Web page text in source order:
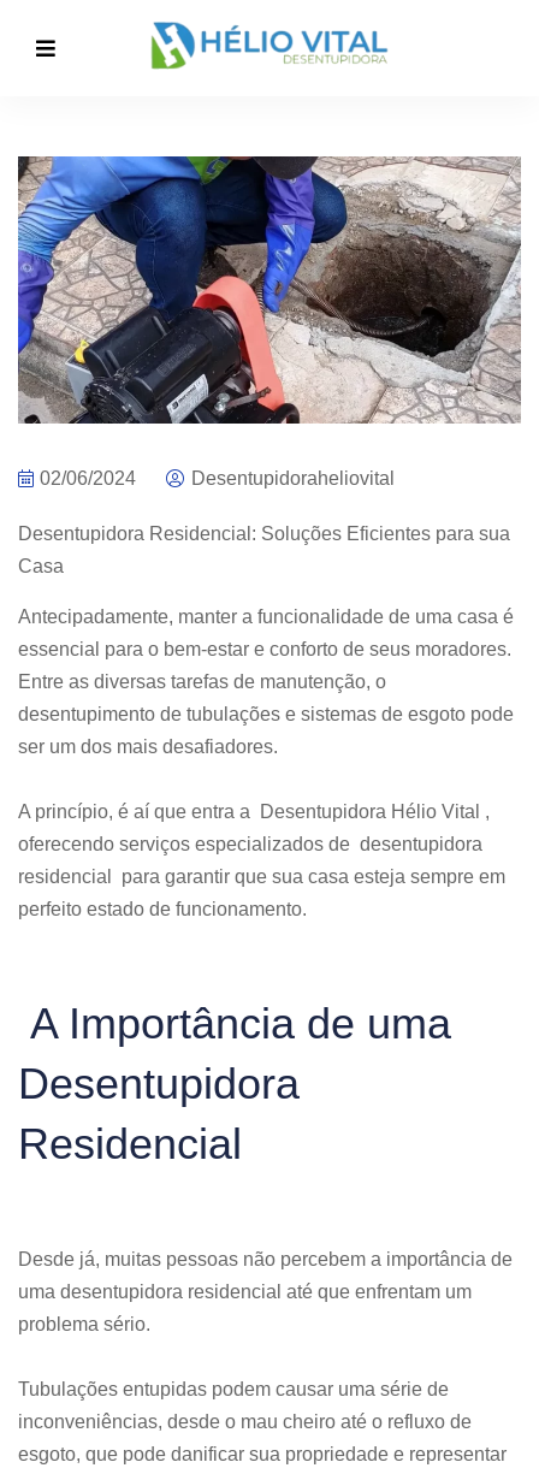
02/06/2024 Desentupidoraheliovital
Desentupidora Residencial: Soluções Eficientes para sua
Casa
Antecipadamente, manter a funcionalidade de uma casa é
essencial para o bem-estar e conforto de seus moradores.
Entre as diversas tarefas de manutenção, o
desentupimento de tubulações e sistemas de esgoto pode
ser um dos mais desafiadores.
A princípio, é aí que entra a Desentupidora Hélio Vital ,
oferecendo serviços especializados de desentupidora
residencial para garantir que sua casa esteja sempre em
perfeito estado de funcionamento.
A Importância de uma
Desentupidora
Residencial
Desde já, muitas pessoas não percebem a importância de
uma desentupidora residencial até que enfrentam um
problema sério.
Tubulações entupidas podem causar uma série de
inconveniências, desde o mau cheiro até o refluxo de
esgoto, que pode danificar sua propriedade e representar